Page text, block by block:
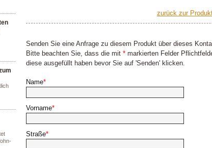
zurück zur
Senden Sie eine Anfrage zu diesem Produkt über dieses
Bitte beachten Sie, dass die mit * markierten Felder
diese ausgefüllt haben bevor Sie auf 'Senden' klicken.
Name*
Vorname*
Straße*